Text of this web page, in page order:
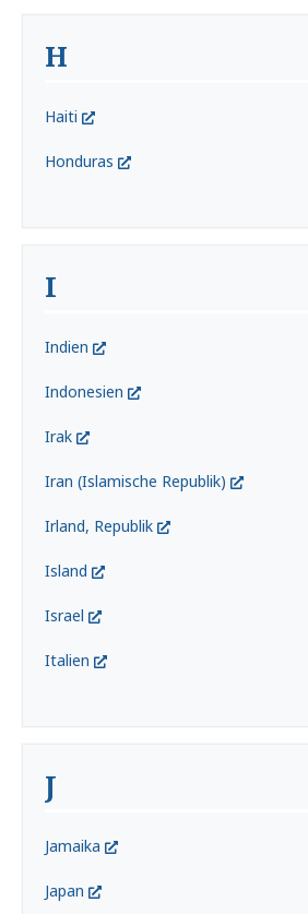
H
Haiti
Honduras
I
Indien
Indonesien
Irak
Iran (Islamische Republik)
Irland, Republik
Island
Israel
Italien
J
Jamaika
Japan